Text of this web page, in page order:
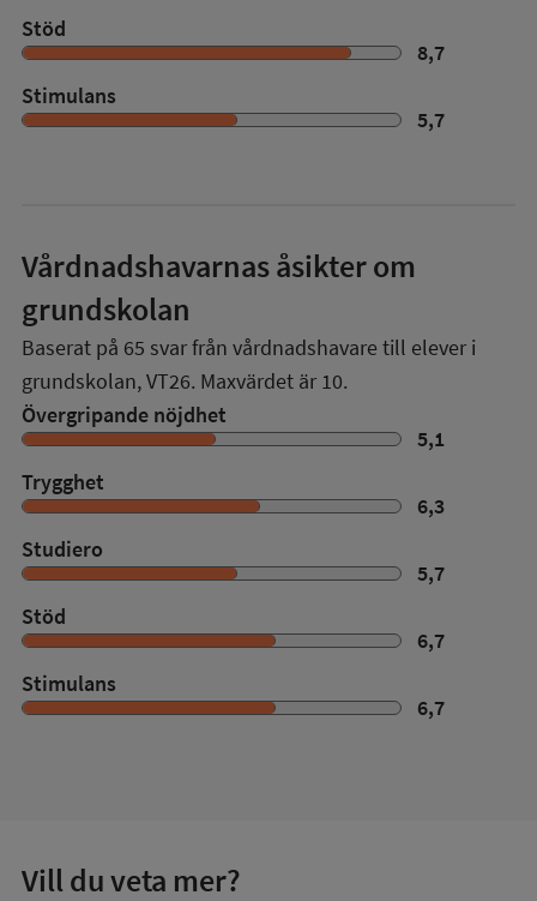
Stöd
8,7
Stimulans
5,7
Vårdnadshavarnas åsikter om
grundskolan
Baserat på 65 svar från vårdnadshavare till elever i
grundskolan,VT26. Maxvärdet är 10.
Övergripande nöjdhet
5,1
Trygghet
6,3
Studiero
5,7
Stöd
6,7
Stimulans
6,7
Vill du veta mer?